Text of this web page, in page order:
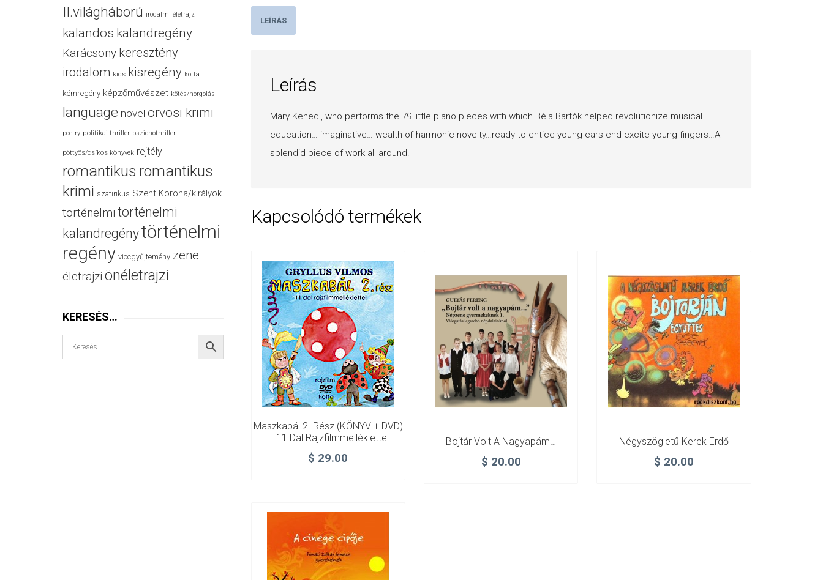
LEÍRÁS
Leírás
Mary Kenedi, who performs the 79 little piano pieces with which Béla Bartók helped revolutionize musical
education… imaginative… wealth of harmonic novelty…ready to entice young ears end excite young fingers…A
splendid piece of work all around.
Kapcsolódó termékek
Maszkabál 2. Rész (KÖNYV + DVD)
– 11 Dal Rajzfilmmelléklettel
$ 29.00
Bojtár Volt A Nagyapám…
$ 20.00
Négyszögletű Kerek Erdő
$ 20.00
II.világháború irodalmi életrajz
kalandos kalandregény
Karácsony keresztény
irodalom kids kisregény kotta
kémregény képzőművészet kötés/horgolás
language novel orvosi krimi
poetry politikai thriller pszichothriller
pöttyös/csíkos könyvek rejtély
romantikus romantikus
krimi szatirikus Szent Korona/királyok
történelmi történelmi
kalandregénytörténelmi
regény viccgyűjtemény zene
életrajzi önéletrajzi
KERESÉS…